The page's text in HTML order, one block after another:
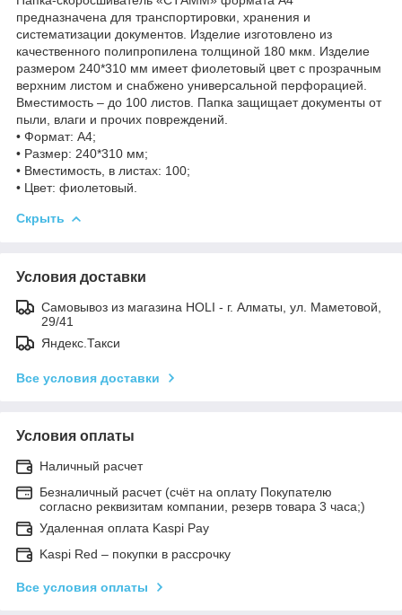
предназначена для транспортировки, хранения и
систематизации документов. Изделие изготовлено из
качественного полипропилена толщиной 180 мкм. Изделие
размером 240*310 мм имеет фиолетовый цвет с прозрачным
верхним листом и снабжено универсальной перфорацией.
Вместимость – до 100 листов. Папка защищает документы от
пыли, влаги и прочих повреждений.
• Формат: А4;
• Размер: 240*310 мм;
• Вместимость, в листах: 100;
• Цвет: фиолетовый.
Скрыть
Условия доставки
Самовывоз из магазина HOLI - г. Алматы, ул. Маметовой,
29/41
Яндекс.Такси
Все условия доставки
Условия оплаты
Наличный расчет
Безналичный расчет (счёт на оплату Покупателю
согласно реквизитам компании, резерв товара 3 часа;)
Удаленная оплата Kaspi Pay
Kaspi Red – покупки в рассрочку
Все условия оплаты